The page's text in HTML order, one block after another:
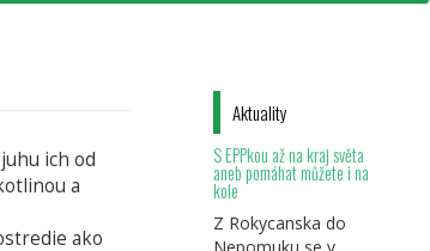
Hledat
ich od
a
ako
Aktuality
S EPPkou až na kraj světa
aneb pomáhat můžete i na
kole
Z Rokycanska do